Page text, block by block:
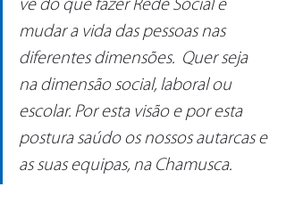
vê do que fazer Rede Social e
mudar a vida das pessoas nas
diferentes dimensões.  Quer seja
na dimensão social, laboral ou
escolar. Por esta visão e por esta
postura saúdo os nossos autarcas e
as suas equipas, na Chamusca.